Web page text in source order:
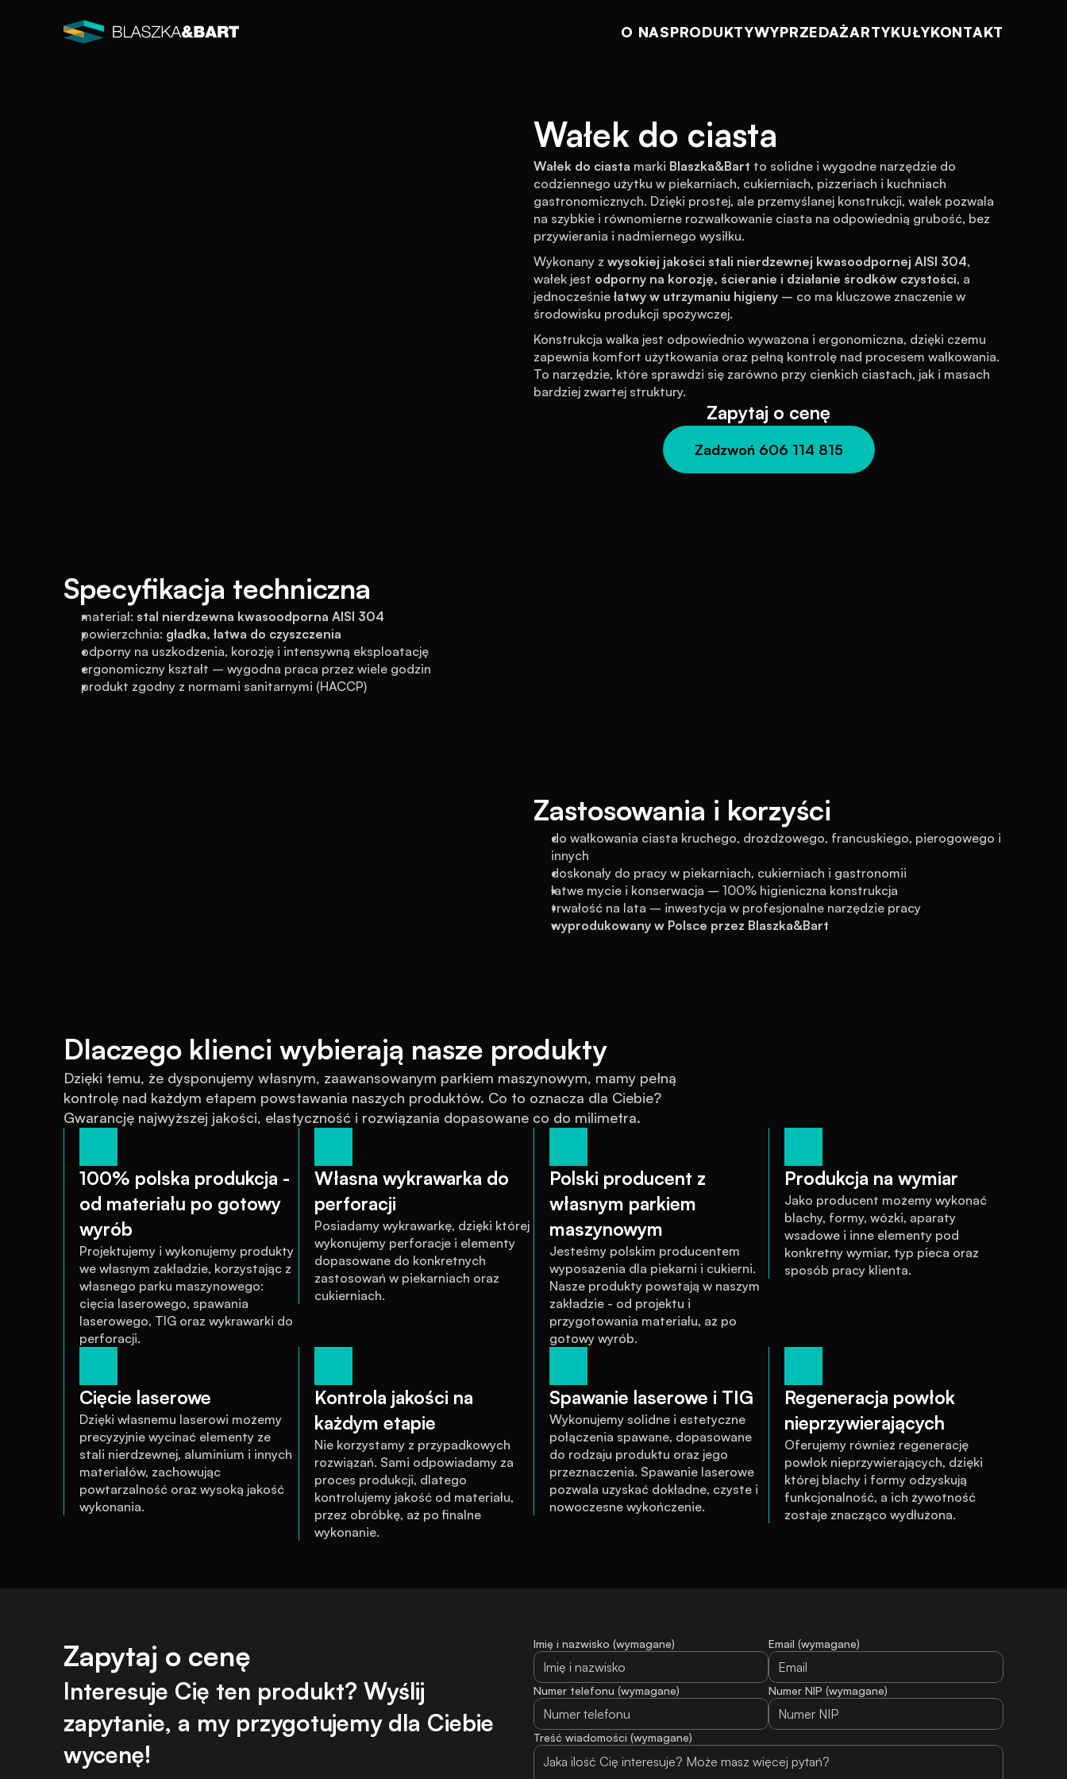
O NASPRODUKTYWYPRZEDAŻARTYKUŁYKONTAKT
Wałek do ciasta
Wałek do ciasta marki Blaszka&Bart to solidne i wygodne narzędzie do
codziennego użytku w piekarniach, cukierniach, pizzeriach i kuchniach
gastronomicznych. Dzięki prostej, ale przemyślanej konstrukcji, wałek pozwala
na szybkie i równomierne rozwałkowanie ciasta na odpowiednią grubość, bez
przywierania i nadmiernego wysiłku.
Wykonany z wysokiej jakości stali nierdzewnej kwasoodpornej AISI 304,
wałek jest odporny na korozję, ścieranie i działanie środków czystości, a
jednocześnie łatwy w utrzymaniu higieny – co ma kluczowe znaczenie w
środowisku produkcji spożywczej.
Konstrukcja wałka jest odpowiednio wyważona i ergonomiczna, dzięki czemu
zapewnia komfort użytkowania oraz pełną kontrolę nad procesem wałkowania.
To narzędzie, które sprawdzi się zarówno przy cienkich ciastach, jak i masach
bardziej zwartej struktury.
Zapytaj o cenę
Zadzwoń 606 114 815
Specyfikacja techniczna
materiał: stal nierdzewna kwasoodporna AISI 304
powierzchnia: gładka, łatwa do czyszczenia
odporny na uszkodzenia, korozję i intensywną eksploatację
ergonomiczny kształt – wygodna praca przez wiele godzin
produkt zgodny z normami sanitarnymi (HACCP)
Zastosowania i korzyści
do wałkowania ciasta kruchego, drożdżowego, francuskiego, pierogowego i
innych
doskonały do pracy w piekarniach, cukierniach i gastronomii
łatwe mycie i konserwacja – 100% higieniczna konstrukcja
trwałość na lata – inwestycja w profesjonalne narzędzie pracy
wyprodukowany w Polsce przez Blaszka&Bart
Dlaczego klienci wybierają nasze produkty
Dzięki temu, że dysponujemy własnym, zaawansowanym parkiem maszynowym, mamy pełną
kontrolę nad każdym etapem powstawania naszych produktów. Co to oznacza dla Ciebie?
Gwarancję najwyższej jakości, elastyczność i rozwiązania dopasowane co do milimetra.
100% polska produkcja -
od materiału po gotowy
wyrób
Projektujemy i wykonujemy produkty
we własnym zakładzie, korzystając z
własnego parku maszynowego:
cięcia laserowego, spawania
laserowego, TIG oraz wykrawarki do
perforacji.
Własna wykrawarka do
perforacji
Posiadamy wykrawarkę, dzięki której
wykonujemy perforacje i elementy
dopasowane do konkretnych
zastosowań w piekarniach oraz
cukierniach.
Polski producent z
własnym parkiem
maszynowym
Jesteśmy polskim producentem
wyposażenia dla piekarni i cukierni.
Nasze produkty powstają w naszym
zakładzie - od projektu i
przygotowania materiału, aż po
gotowy wyrób.
Produkcja na wymiar
Jako producent możemy wykonać
blachy, formy, wózki, aparaty
wsadowe i inne elementy pod
konkretny wymiar, typ pieca oraz
sposób pracy klienta.
Cięcie laserowe
Dzięki własnemu laserowi możemy
precyzyjnie wycinać elementy ze
stali nierdzewnej, aluminium i innych
materiałów, zachowując
powtarzalność oraz wysoką jakość
wykonania.
Kontrola jakości na
każdym etapie
Nie korzystamy z przypadkowych
rozwiązań. Sami odpowiadamy za
proces produkcji, dlatego
kontrolujemy jakość od materiału,
przez obróbkę, aż po finalne
wykonanie.
Spawanie laserowe i TIG
Wykonujemy solidne i estetyczne
połączenia spawane, dopasowane
do rodzaju produktu oraz jego
przeznaczenia. Spawanie laserowe
pozwala uzyskać dokładne, czyste i
nowoczesne wykończenie.
Regeneracja powłok
nieprzywierających
Oferujemy również regenerację
powłok nieprzywierających, dzięki
której blachy i formy odzyskują
funkcjonalność, a ich żywotność
zostaje znacząco wydłużona.
Zapytaj o cenę
Interesuje Cię ten produkt? Wyślij
zapytanie, a my przygotujemy dla Ciebie
wycenę!
Imię i nazwisko (wymagane) Email (wymagane)
Numer telefonu (wymagane) Numer NIP (wymagane)
Treść wiadomości (wymagane)